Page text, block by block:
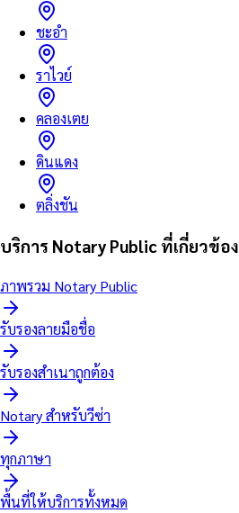
ชะอำ
ราไวย์
คลองเตย
ดินแดง
ตลิ่งชัน
บริการ Notary Public ที่เกี่ยวข้อง
ภาพรวม Notary Public
รับรองลายมือชื่อ
รับรองสำเนาถูกต้อง
Notary สำหรับวีซ่า
ทุกภาษา
พื้นที่ให้บริการทั้งหมด